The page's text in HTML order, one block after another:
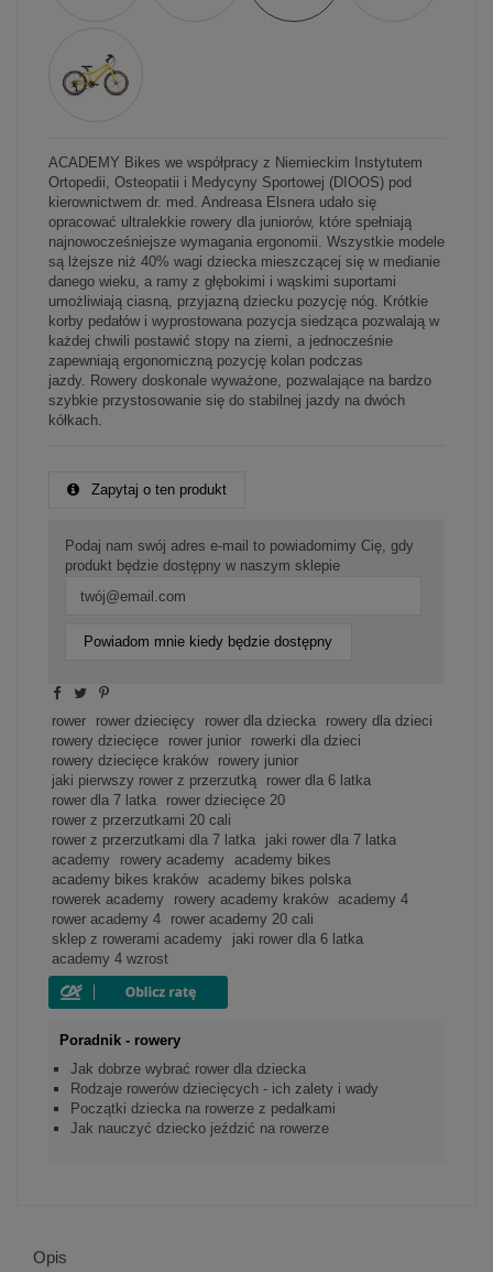
ACADEMY Bikes we współpracy z Niemieckim Instytutem
Ortopedii, Osteopatii i Medycyny Sportowej (DIOOS) pod
kierownictwem dr. med. Andreasa Elsnera udało się
opracować ultralekkie rowery dla juniorów, które spełniają
najnowocześniejsze wymagania ergonomii. Wszystkie modele
są lżejsze niż 40% wagi dziecka mieszczącej się w medianie
danego wieku, a ramy z głębokimi i wąskimi suportami
umożliwiają ciasną, przyjazną dziecku pozycję nóg. Krótkie
korby pedałów i wyprostowana pozycja siedząca pozwalają w
każdej chwili postawić stopy na ziemi, a jednocześnie
zapewniają ergonomiczną pozycję kolan podczas
jazdy. Rowery doskonale wyważone, pozwalające na bardzo
szybkie przystosowanie się do stabilnej jazdy na dwóch
kółkach.
Zapytaj o ten produkt
Podaj nam swój adres e-mail to powiadomimy Cię, gdy
produkt będzie dostępny w naszym sklepie
Powiadom mnie kiedy będzie dostępny
rower rower dziecięcy rower dla dziecka
rowery dla dzieci
rowery dziecięce
rower junior
rowerki dla dzieci
rowery dziecięce kraków
rowery junior
jaki pierwszy rower z przerzutką
rower dla 6 latka
rower dla 7 latka
rower dziecięce 20
rower z przerzutkami 20 cali
rower z przerzutkami dla 7 latka
jaki rower dla 7 latka
academy
rowery academy
academy bikes
academy bikes kraków
academy bikes polska
rowerek academy
rowery academy kraków
academy 4
rower academy 4
rower academy 20 cali
sklep z rowerami academy
jaki rower dla 6 latka
academy 4 wzrost
Poradnik - rowery
Jak dobrze wybrać rower dla dziecka
Rodzaje rowerów dziecięcych - ich zalety i wady
Początki dziecka na rowerze z pedałkami
Jak nauczyć dziecko jeździć na rowerze
Opis